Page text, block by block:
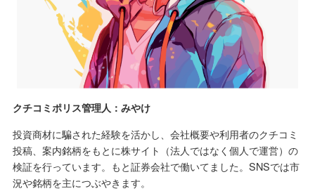
クチコミポリス管理人：みやけ
投資商材に騙された経験を活かし、会社概要や利用者のクチコミ
投稿、案内銘柄をもとに株サイト（法人ではなく個人で運営）の
検証を行っています。もと証券会社で働いてました。SNSでは市
況や銘柄を主につぶやきます。